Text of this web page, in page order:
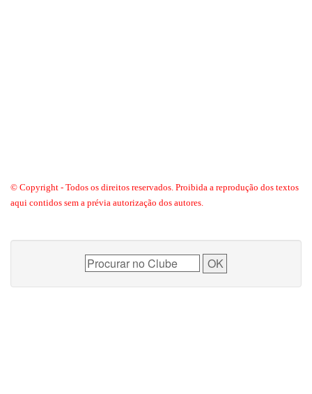
© Copyright - Todos os direitos reservados. Proibida a reprodução dos textos
aqui contidos sem a prévia autorização dos autores.